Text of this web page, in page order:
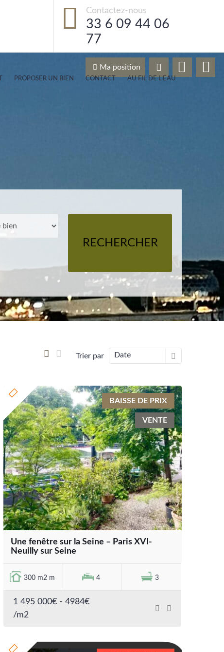
Contactez-nous
33 6 09 44 06
77
PROPOSER UN BIEN CONTACT AU FIL DE L’EAU
Ma position
RECHERCHER
Trier par Date
BAISSE DE PRIX
VENTE
Une fenêtre sur la Seine – Paris XVI-
Neuilly sur Seine
300 m2 m 4 3
1 495 000€ - 4984€
/m2